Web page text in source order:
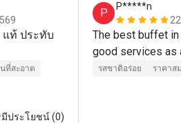
แท้ ประทับ
ที่สะอาด
มีประโยชน์ (0)
P
P*****n
The best buffet
รสชาติอร่อย ราคาส